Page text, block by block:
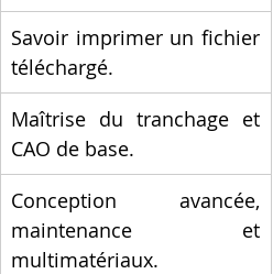
Savoir imprimer un fichier
téléchargé.
Maîtrise du tranchage et
CAO de base.
Conception avancée,
maintenance et
multimatériaux.